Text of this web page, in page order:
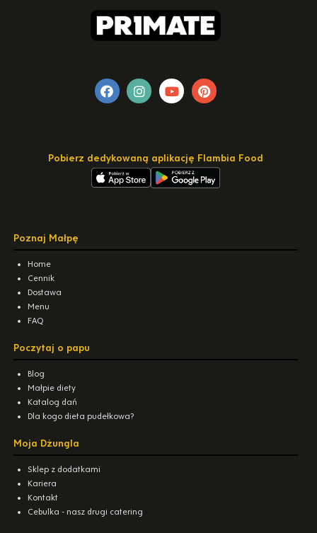
Pobierz dedykowaną aplikację Flambia Food
Poznaj Małpę
Home
Cennik
Dostawa
Menu
FAQ
Poczytaj o papu
Blog
Małpie diety
Katalog dań
Dla kogo dieta pudełkowa?
Moja Dżungla
Sklep z dodatkami
Kariera
Kontakt
Cebulka - nasz drugi catering